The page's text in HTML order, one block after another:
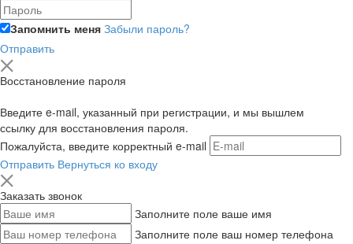
Запомнить меня Забыли пароль?
Отправить
Восстановление пароля
Введите e-mail, указанный при регистрации, и мы вышлем
ссылку для восстановления пароля.
Пожалуйста, введите корректный e-mail
Отправить Вернуться ко входу
Заказать звонок
Заполните поле ваше имя
Заполните поле ваш номер телефона